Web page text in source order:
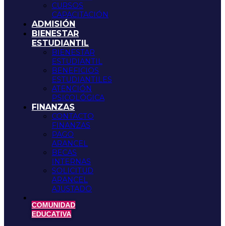
CURSOS
CAPACITACIÓN
ADMISIÓN
BIENESTAR
ESTUDIANTIL
BIENESTAR
ESTUDIANTIL
BENEFICIOS
ESTUDIANTILES
ATENCIÓN
PSICOLÓGICA
FINANZAS
CONTACTO
FINANZAS
PAGO
ARANCEL
BECAS
INTERNAS
SOLICITUD
ARANCEL
AJUSTADO
COMUNIDAD
EDUCATIVA